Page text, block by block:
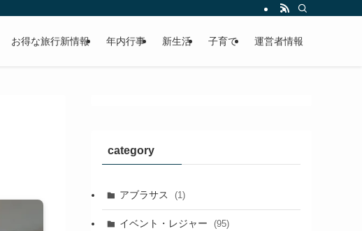
お得な旅行新情報 年内行事 新生活 子育て 運営者情報
category
アブラサス (1)
イベント・レジャー (95)